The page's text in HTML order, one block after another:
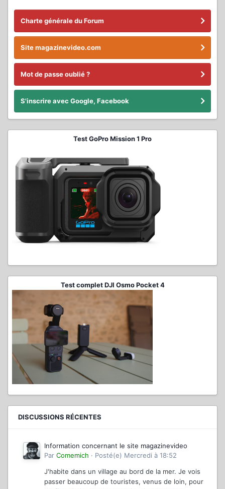
Charte générale du Forum
Site magazinevideo.com
Mot de passe oublié ?
S'inscrire avec Google, Facebook
Test GoPro Mission 1 Pro
Test complet DJI Osmo Pocket 4
DISCUSSIONS RÉCENTES
Information concernant le site magazinevideo
Par Comemich · Posté(e) Mercredi à 18:52
J'habite dans un village au bord de la mer. Je vois
passer beaucoup de touristes, venus de loin, pour